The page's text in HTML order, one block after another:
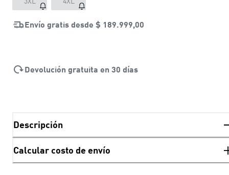
Envío gratis desde $ 189.999,00
Devolución gratuita en 30 días
Descripción
Calcular costo de envío